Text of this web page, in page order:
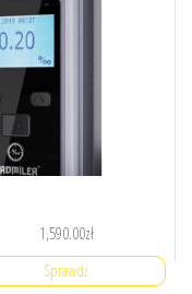
1,590.00zł
Sprawdź